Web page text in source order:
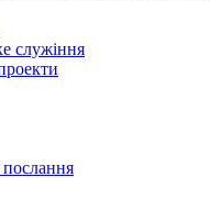
служіння
послання